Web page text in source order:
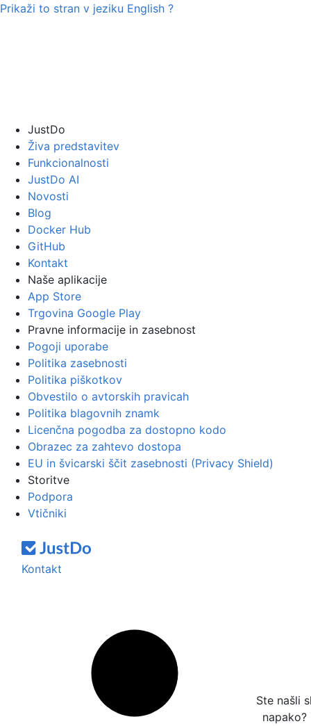
Prikaži to stran v jeziku English ?
JustDo
Živa predstavitev
Funkcionalnosti
JustDo AI
Novosti
Blog
Docker Hub
GitHub
Kontakt
Naše aplikacije
App Store
Trgovina Google Play
Pravne informacije in zasebnost
Pogoji uporabe
Politika zasebnosti
Politika piškotkov
Obvestilo o avtorskih pravicah
Politika blagovnih znamk
Licenčna pogodba za dostopno kodo
Obrazec za zahtevo dostopa
EU in švicarski ščit zasebnosti (Privacy Shield)
Storitve
Podpora
Vtičniki
Kontakt
Ste našli
napako?